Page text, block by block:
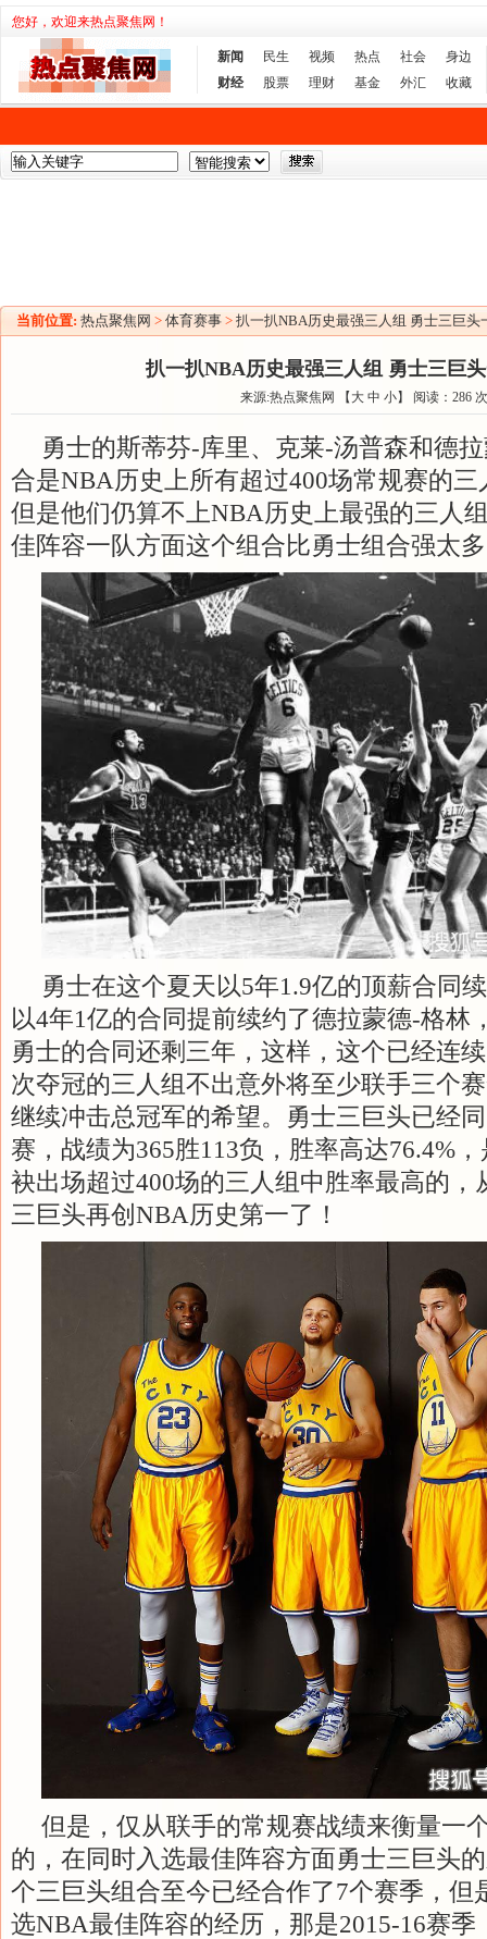
您好，欢迎来热点聚焦网！
新闻 民生 视频 热点 社会
身边
财经
股票 理财 基金 外汇 收藏
当前位置: 热点聚焦网 > 体育赛事 > 扒一扒NBA历史最强三人组 勇士三巨头
扒一扒NBA历史最强三人组 勇士三巨
来源:热点聚焦网 【 大 中 小】 阅读： 286 次
勇士的斯蒂芬-库里、克莱-汤普森和德
合是NBA历史上所有超过400场常规赛的
但是他们仍算不上NBA历史上最强的三人
佳阵容一队方面这个组合比勇士组合强太
勇士在这个夏天以5年1.9亿的顶薪合同
以4年1亿的合同提前续约了德拉蒙德-格林
勇士的合同还剩三年，这样，这个已经连
次夺冠的三人组不出意外将至少联手三个
继续冲击总冠军的希望。勇士三巨头已经
赛，战绩为365胜113负，胜率高达76.4%
袂出场超过400场的三人组中胜率最高的，
三巨头再创NBA历史第一了！
但是，仅从联手的常规赛战绩来衡量一
的，在同时入选最佳阵容方面勇士三巨头
个三巨头组合至今已经合作了7个赛季，但
选NBA最佳阵容的经历，那是2015-16赛